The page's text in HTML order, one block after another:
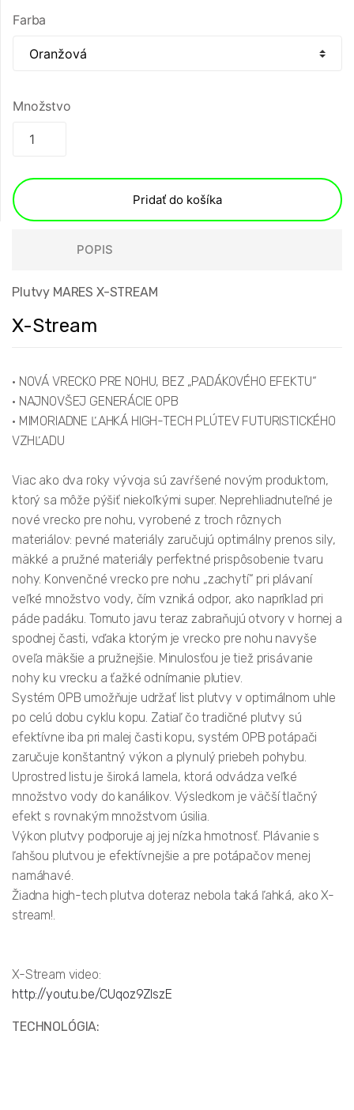
Farba
Množstvo
Pridať do košíka
POPIS
Plutvy MARES X-STREAM
X-Stream
• NOVÁ VRECKO PRE NOHU, BEZ „PADÁKOVÉHO EFEKTU“
• NAJNOVŠEJ GENERÁCIE OPB
• MIMORIADNE ĽAHKÁ HIGH-TECH PLÚTEV FUTURISTICKÉHO
VZHĽADU
Viac ako dva roky vývoja sú zavŕšené novým produktom,
ktorý sa môže pýšiť niekoľkými super. Neprehliadnuteľné je
nové vrecko pre nohu, vyrobené z troch rôznych
materiálov: pevné materiály zaručujú optimálny prenos sily,
mäkké a pružné materiály perfektné prispôsobenie tvaru
nohy. Konvenčné vrecko pre nohu „zachytí“ pri plávaní
veľké množstvo vody, čím vzniká odpor, ako napríklad pri
páde padáku. Tomuto javu teraz zabraňujú otvory v hornej a
spodnej časti, vďaka ktorým je vrecko pre nohu navyše
oveľa mäkšie a pružnejšie. Minulosťou je tiež prisávanie
nohy ku vrecku a ťažké odnímanie plutiev.
Systém OPB umožňuje udržať list plutvy v optimálnom uhle
po celú dobu cyklu kopu. Zatiaľ čo tradičné plutvy sú
efektívne iba pri malej časti kopu, systém OPB potápači
zaručuje konštantný výkon a plynulý priebeh pohybu.
Uprostred listu je široká lamela, ktorá odvádza veľké
množstvo vody do kanálikov. Výsledkom je väčší tlačný
efekt s rovnakým množstvom úsilia.
Výkon plutvy podporuje aj jej nízka hmotnosť. Plávanie s
ľahšou plutvou je efektívnejšie a pre potápačov menej
namáhavé.
Žiadna high-tech plutva doteraz nebola taká ľahká, ako X-
stream!.
X-Stream video:
http://youtu.be/CUqoz9ZIszE
TECHNOLÓGIA: